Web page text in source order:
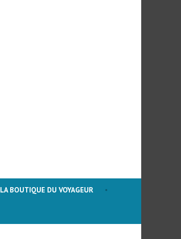
LA BOUTIQUE DU VOYAGEUR